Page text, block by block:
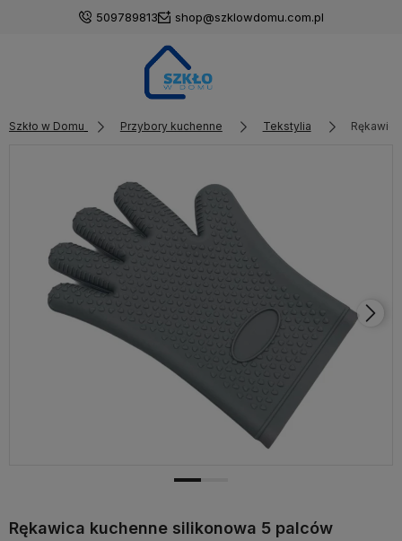
509789813 shop@szklowdomu.com.pl
Szkło w Domu Przybory kuchenne Tekstylia
Rękawica kuchenne silikonowa 5 palców